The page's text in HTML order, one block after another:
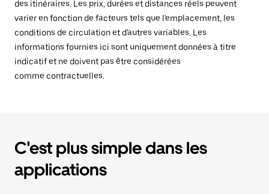
des itinéraires. Les prix, durées et distances réels peuvent
varier en fonction de facteurs tels que l'emplacement, les
conditions de circulation et d'autres variables. Les
informations fournies ici sont uniquement données à titre
indicatif et ne doivent pas être considérées
comme contractuelles.
C'est plus simple dans les
applications